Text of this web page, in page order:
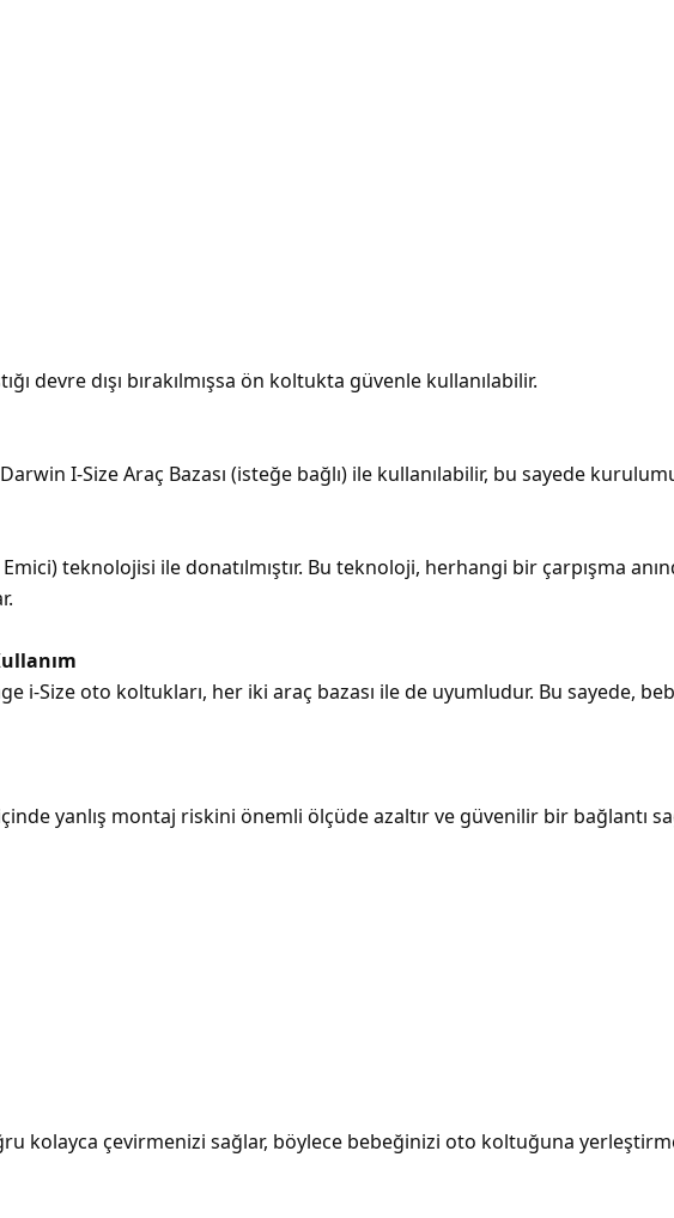
devre dışı bırakılmışsa ön koltukta güvenle kullanılabilir.
I-Size Araç Bazası (isteğe bağlı) ile kullanılabilir, bu sayede
teknolojisi ile donatılmıştır. Bu teknoloji, herhangi bir çarpışma
i-Size oto koltukları, her iki araç bazası ile de uyumludur. Bu sayede,
yanlış montaj riskini önemli ölçüde azaltır ve güvenilir bir bağlantı
kolayca çevirmenizi sağlar, böylece bebeğinizi oto koltuğuna